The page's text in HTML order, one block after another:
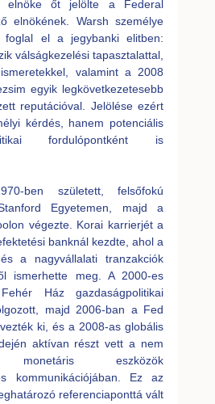
elnöke őt jelölte a Federal
elnökének. Warsh személye
foglal el a jegybanki elitben:
válságkezelési tapasztalattal,
valamint a 2008
egyik legkövetkezetesebb
reputációval. Jelölése ezért
kérdés, hanem potenciális
fordulópontként is
ben született, felsőfokú
Egyetemen, majd a
végezte. Korai karrierjét a
banknál kezdte, ahol a
a nagyvállalati tranzakciók
ismerhette meg. A 2000-es
Ház gazdaságpolitikai
majd 2006-ban a Fed
ki, és a 2008-as globális
aktívan részt vett a nem
monetáris eszközök
kommunikációjában. Ez az
referenciaponttá vált